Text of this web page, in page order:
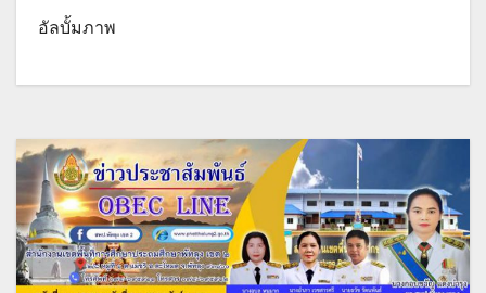
อัลบั้มภาพ